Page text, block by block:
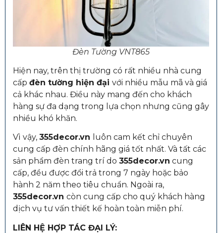
Đèn Tường VNT865
Hiện nay, trên thị trường có rất nhiều nhà cung
cấp đèn tường hiện đại với nhiều mẫu mã và giá
cả khác nhau. Điều này mang đến cho khách
hàng sự đa dạng trong lựa chọn nhưng cũng gây
nhiều khó khăn.
Vì vậy, 355decor.vn
luôn cam kết chỉ chuyên
cung cấp đèn chính hãng giá tốt nhất. Và tất các
sản phẩm đèn trang trí do 355decor.vn cung
cấp, đều được đổi trả trong 7 ngày hoặc bảo
hành 2 năm theo tiêu chuẩn. Ngoài ra,
355decor.vn còn cung cấp cho quý khách hàng
dịch vụ tư vấn thiết kế hoàn toàn miễn phí.
LIÊN HỆ HỢP TÁC ĐẠI LÝ: